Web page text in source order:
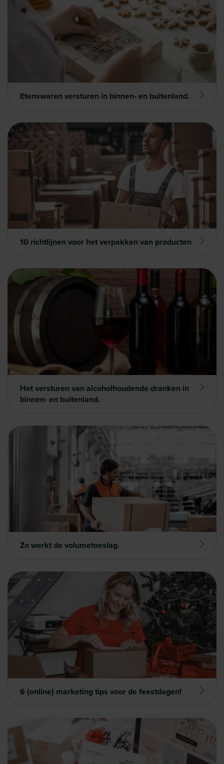
Etenswaren versturen in binnen- en buitenland.
10 richtlijnen voor het verpakken van producten
Het versturen van alcoholhoudende dranken in
binnen- en buitenland.
Zo werkt de volumetoeslag.
6 (online) marketing tips voor de feestdagen!